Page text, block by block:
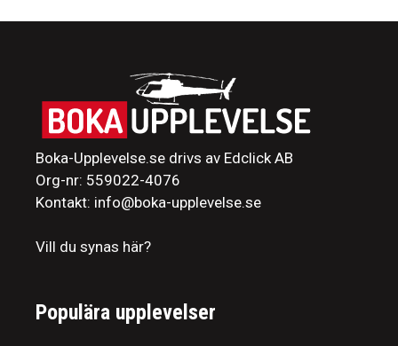
Boka-Upplevelse.se drivs av Edclick AB
Org-nr: 559022-4076
Kontakt: info@boka-upplevelse.se
Vill du synas här?
Populära upplevelser